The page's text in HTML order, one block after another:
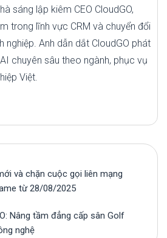
sáng lập kiêm CEO CloudGO,
trong lĩnh vực CRM và chuyển đổi
nghiệp. Anh dẫn dắt CloudGO phát
chuyên sâu theo ngành, phục vụ
Việt.
và chặn cuộc gọi liên mạng
từ 28/08/2025
Nâng tầm đẳng cấp sân Golf
nghệ